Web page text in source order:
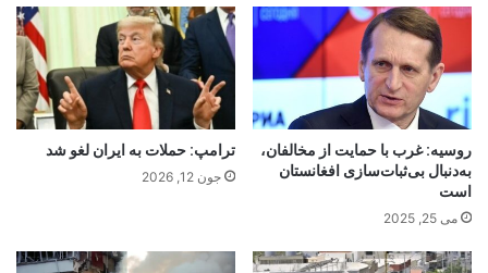
روسیه: غرب با حمایت از مخالفان،
به‌دنبال بی‌ثبات‌سازی افغانستان
است
می 25, 2025
ترامپ: حملات به ایران لغو شد
جون 12, 2026